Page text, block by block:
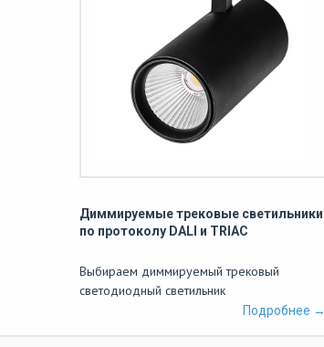
Диммируемые трековые светильники
по протоколу DALI и TRIAC
Выбираем диммируемый трековый
светодиодный светильник
Подробнее →